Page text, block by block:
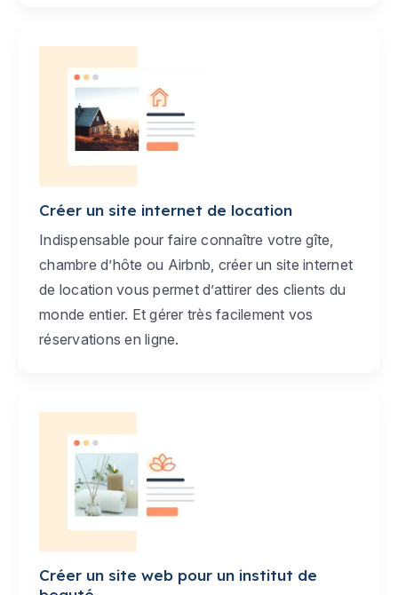
Créer un site internet de location
Indispensable pour faire connaître votre gîte,
chambre d’hôte ou Airbnb, créer un site internet
de location vous permet d’attirer des clients du
monde entier. Et gérer très facilement vos
réservations en ligne.
Créer un site web pour un institut de